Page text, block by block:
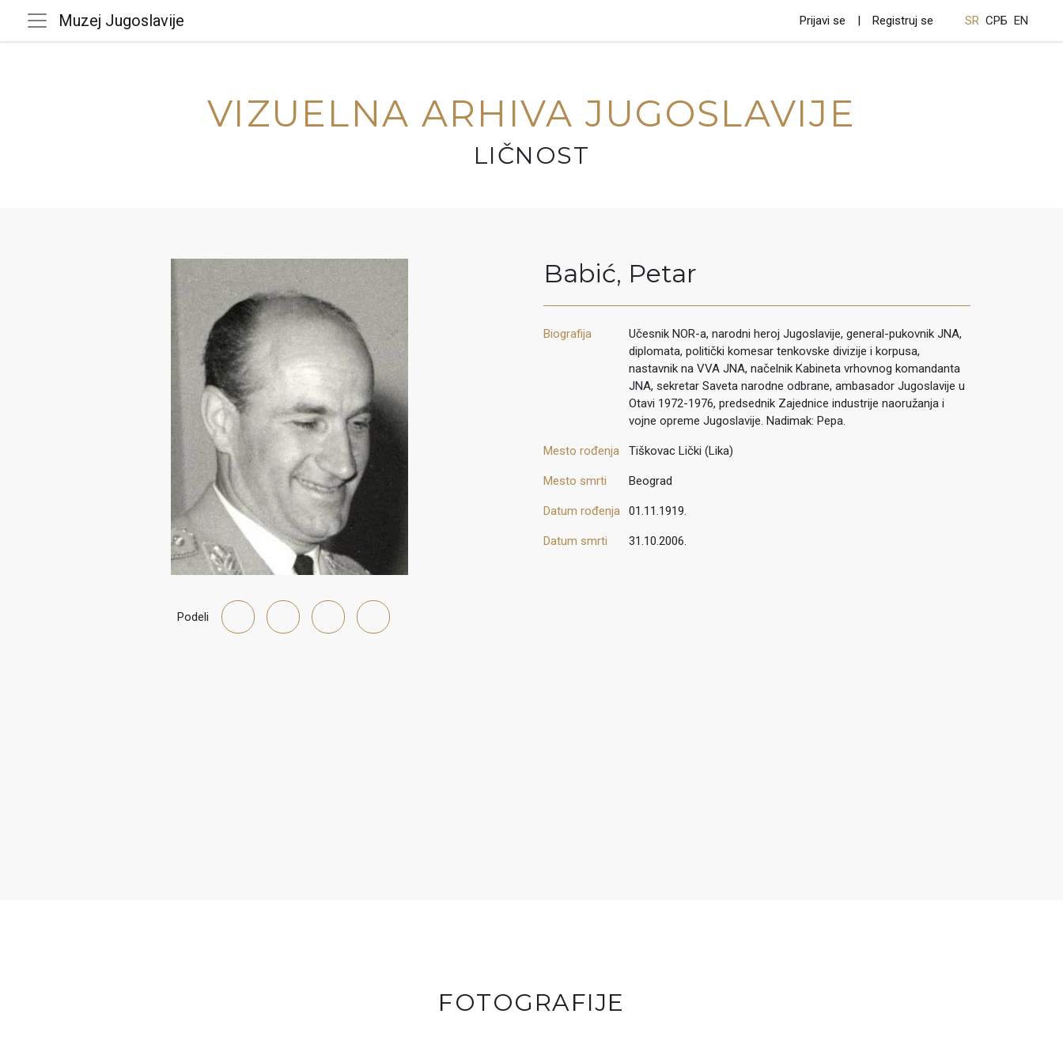
Muzej Jugoslavije Prijavi se Registruj se SR СРБ EN
VIZUELNA ARHIVA JUGOSLAVIJE
LIČNOST
Podeli
Babić, Petar
Biografija
Učesnik NOR-a, narodni heroj Jugoslavije, general-pukovnik JNA,
diplomata, politički komesar tenkovske divizije i korpusa,
nastavnik na VVA JNA, načelnik Kabineta vrhovnog komandanta
JNA, sekretar Saveta narodne odbrane, ambasador Jugoslavije u
Otavi 1972-1976, predsednik Zajednice industrije naoružanja i
vojne opreme Jugoslavije. Nadimak: Pepa.
Mesto rođenja Tiškovac Lički (Lika)
Mesto smrti Beograd
Datum rođenja 01.11.1919.
Datum smrti 31.10.2006.
FOTOGRAFIJE